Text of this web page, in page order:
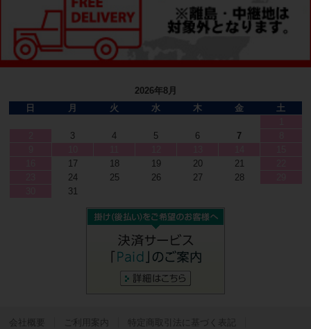
2026年8月
日
月 火 水 木 金
土
3 4 5 6 7
17 18 19 20 21
24 25 26 27 28
31
会社概要 ご利用案内 特定商取引法に基づく表記